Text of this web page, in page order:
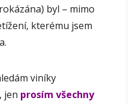
byl – mimo
kterému jsem
viníky
jen prosím všechny